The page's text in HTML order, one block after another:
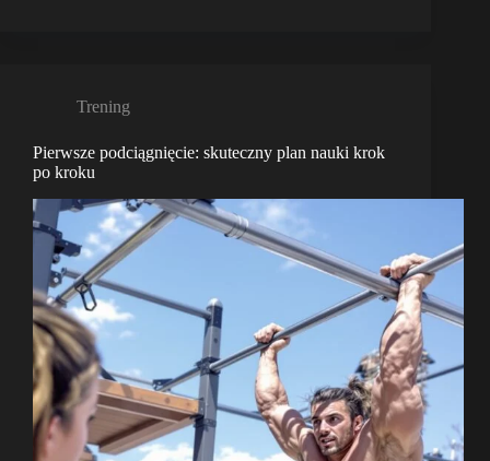
Trening
Pierwsze podciągnięcie: skuteczny plan nauki krok
po kroku